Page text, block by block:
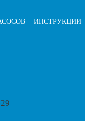
ИНСТРУКЦИИ